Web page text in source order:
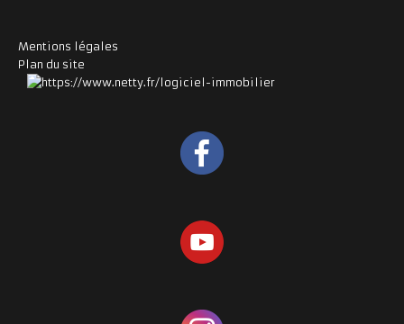
Mentions légales
Plan du site